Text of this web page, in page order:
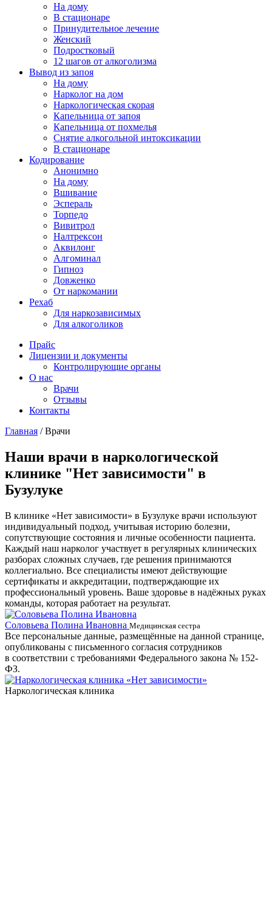
На дому
В стационаре
Принудительное лечение
Женский
Подростковый
12 шагов от алкоголизма
Вывод из запоя
На дому
Нарколог на дом
Наркологическая скорая
Капельница от запоя
Капельница от похмелья
Снятие алкогольной интоксикации
В стационаре
Кодирование
Анонимно
На дому
Вшивание
Эспераль
Торпедо
Вивитрол
Налтрексон
Аквилонг
Алгоминал
Гипноз
Довженко
От наркомании
Рехаб
Для наркозависимых
Для алкоголиков
Прайс
Лицензии и документы
Контролирующие органы
О нас
Врачи
Отзывы
Контакты
Главная /Врачи
Наши врачи в наркологической
клинике "Нет зависимости" в
Бузулуке
В клинике «Нет зависимости» в Бузулуке врачи используют
индивидуальный подход, учитывая историю болезни,
сопутствующие состояния и личные особенности пациента.
Каждый наш нарколог участвует в регулярных клинических
разборах сложных случаев, где решения принимаются
коллегиально. Все специалисты имеют действующие
сертификаты и аккредитации, подтверждающие их
профессиональный уровень. Ваше здоровье в надёжных руках
команды, которая работает на результат.
Соловьева Полина Ивановна Медицинская сестра
Все персональные данные, размещённые на данной странице,
опубликованы с письменного согласия сотрудников
в соответствии с требованиями Федерального закона № 152-
ФЗ.
Наркологическая клиника